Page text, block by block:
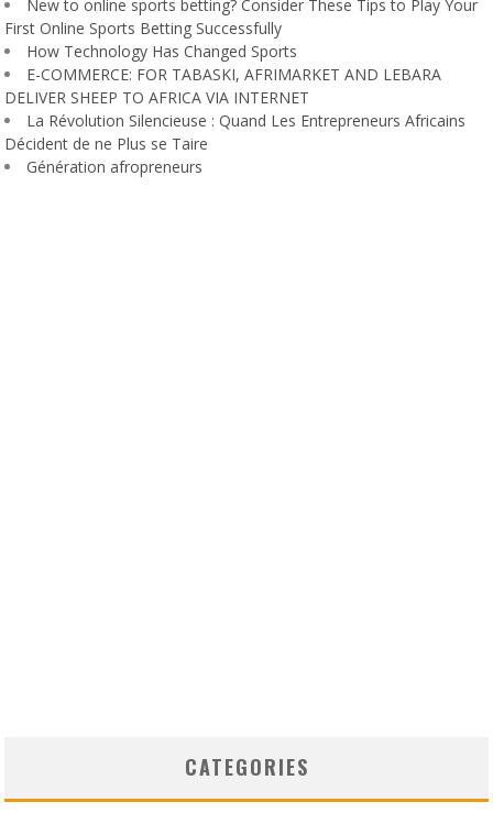
New to online sports betting? Consider These Tips to Play Your
First Online Sports Betting Successfully
How Technology Has Changed Sports
E-COMMERCE: FOR TABASKI, AFRIMARKET AND LEBARA
DELIVER SHEEP TO AFRICA VIA INTERNET
La Révolution Silencieuse : Quand Les Entrepreneurs Africains
Décident de ne Plus se Taire
Génération afropreneurs
CATEGORIES